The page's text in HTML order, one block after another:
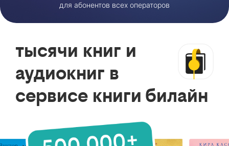
для абонентов всех операторов
тысячи книг и
аудиокниг в
сервисе книги билайн